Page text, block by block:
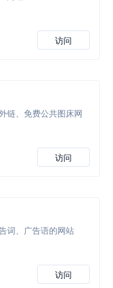
访问
链、免费公共图床网
访问
词、广告语的网站
访问